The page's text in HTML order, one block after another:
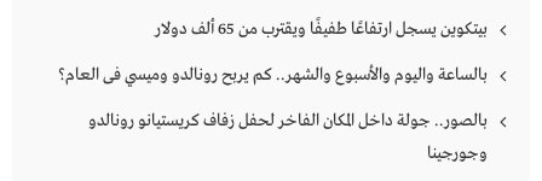
بيتكوين يسجل ارتفاعًا طفيفًا ويقترب من 65 ألف دولار
بالساعة واليوم والأسبوع والشهر.. كم يربح رونالدو وميسي فى العام؟
بالصور.. جولة داخل المكان الفاخر لحفل زفاف كريستيانو رونالدو
وجورجينا